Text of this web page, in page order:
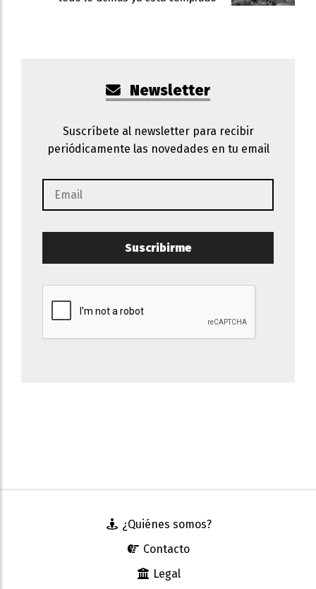
Newsletter
Suscríbete al newsletter para recibir
periódicamente las novedades en tu email
Suscribirme
¿Quiénes somos?
Contacto
Legal